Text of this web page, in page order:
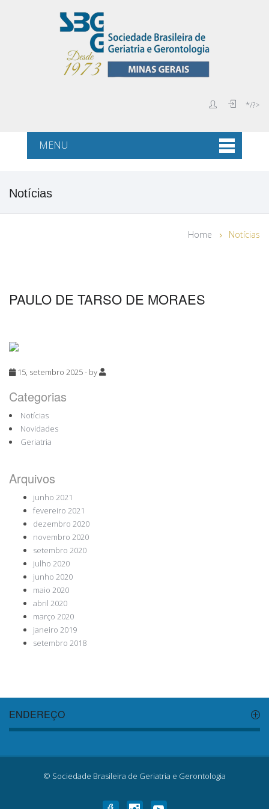
*/?>
MENU
Notícias
Home Notícias
PAULO DE TARSO DE MORAES
15, setembro 2025 - by
Categorias
Notícias
Novidades
Geriatria
Arquivos
junho 2021
fevereiro 2021
dezembro 2020
novembro 2020
setembro 2020
julho 2020
junho 2020
maio 2020
abril 2020
março 2020
janeiro 2019
setembro 2018
ENDEREÇO
© Sociedade Brasileira de Geriatria e Gerontologia